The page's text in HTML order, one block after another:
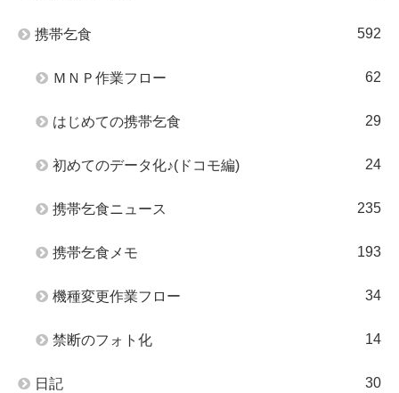
携帯乞食 592
ＭＮＰ作業フロー 62
はじめての携帯乞食 29
初めてのデータ化♪(ドコモ編) 24
携帯乞食ニュース 235
携帯乞食メモ 193
機種変更作業フロー 34
禁断のフォト化 14
日記 30